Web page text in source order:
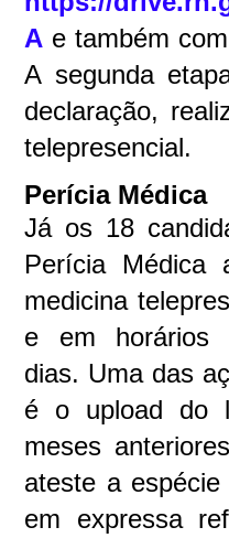
A e também
A segunda
declaração,
telepresencial.
Perícia Médica
Já os 18
Perícia Médica
medicina
e em horários
dias. Uma das
é o upload do
meses
ateste a
em expressa